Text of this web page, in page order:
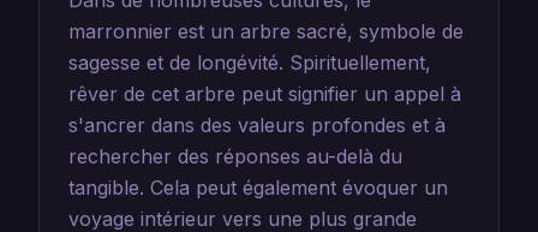
marronnier est un arbre sacré, symbole de
sagesse et de longévité. Spirituellement,
rêver de cet arbre peut signifier un appel à
s'ancrer dans des valeurs profondes et à
rechercher des réponses au-delà du
tangible. Cela peut également évoquer un
voyage intérieur vers une plus grande